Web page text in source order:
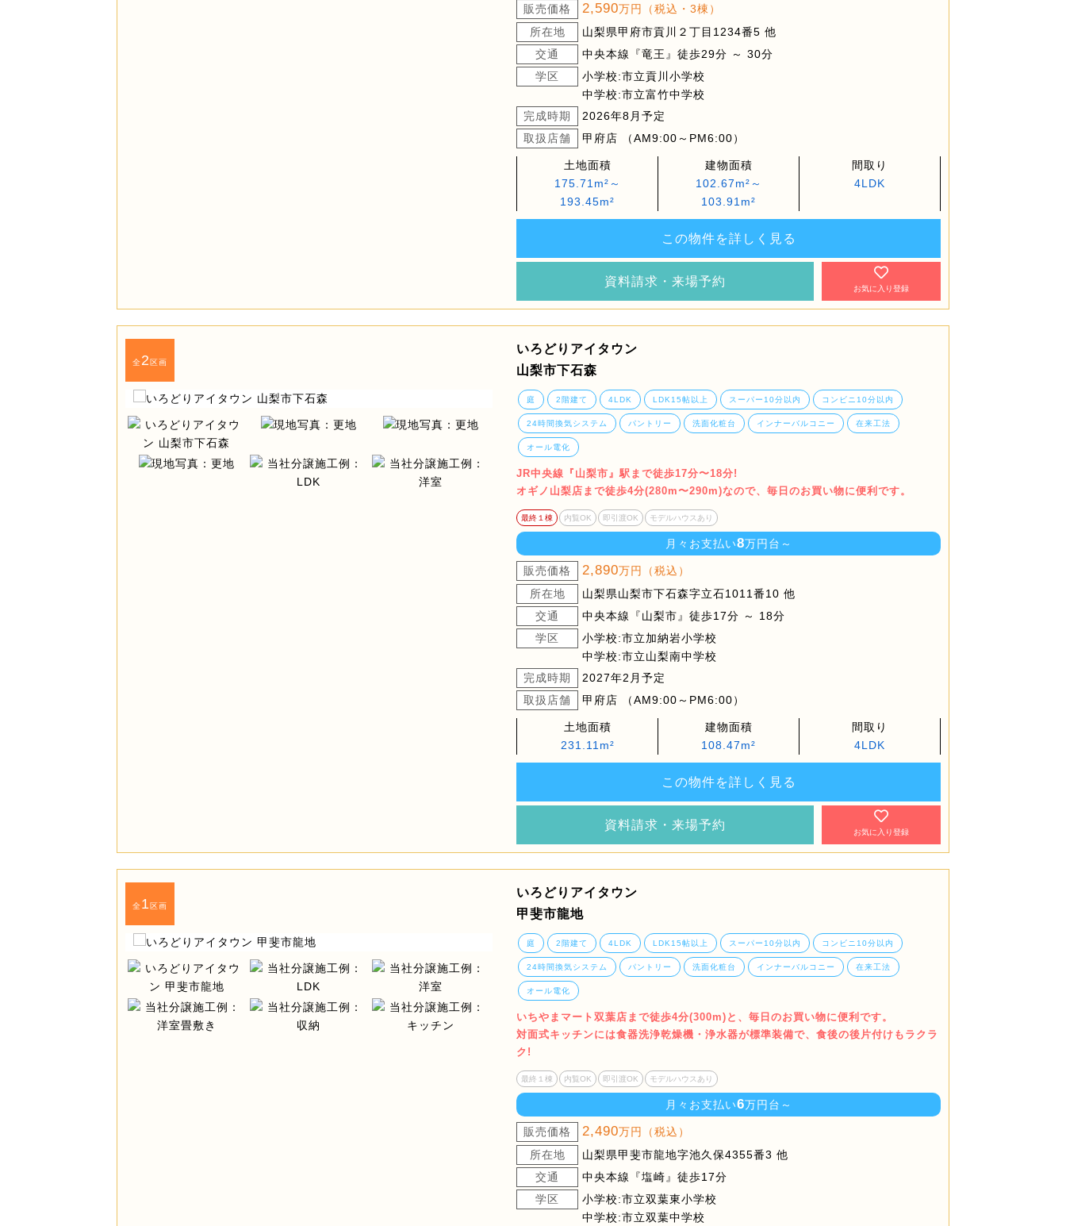
販売価格 2,590万円（税込・3棟）
所在地
山梨県甲府市貢川２丁目1234番5 他
交通
中央本線『竜王』徒歩29分 ～ 30分
学区
小学校:市立貢川小学校
中学校:市立富竹中学校
完成時期
2026年8月予定
取扱店舗
甲府店 （AM9:00～PM6:00）
土地面積
175.71m²～
193.45m²
建物面積
102.67m²～
103.91m²
間取り
4LDK
この物件を詳しく見る
資料請求・来場予約
お気に入り登録
全2 区画
いろどりアイタウン
山梨市下石森
庭 2階建て 4LDK LDK15帖以上 スーパー10分以内 コンビニ10分以内
24時間換気システム パントリー 洗面化粧台 インナーバルコニー 在来工法
オール電化
JR中央線『山梨市』駅まで徒歩17分〜18分!
オギノ山梨店まで徒歩4分(280m〜290m)なので、毎日のお買い物に便利です。
最終１棟 内覧OK 即引渡OK モデルハウスあり
月々お支払い8万円台～
販売価格 2,890万円（税込）
所在地
山梨県山梨市下石森字立石1011番10 他
交通
中央本線『山梨市』徒歩17分 ～ 18分
学区
小学校:市立加納岩小学校
中学校:市立山梨南中学校
完成時期
2027年2月予定
取扱店舗
甲府店 （AM9:00～PM6:00）
土地面積
231.11m²
建物面積
108.47m²
間取り
4LDK
この物件を詳しく見る
資料請求・来場予約
お気に入り登録
全1区画
いろどりアイタウン
甲斐市龍地
庭 2階建て 4LDK LDK15帖以上 スーパー10分以内 コンビニ10分以内
24時間換気システム パントリー 洗面化粧台 インナーバルコニー 在来工法
オール電化
いちやまマート双葉店まで徒歩4分(300m)と、毎日のお買い物に便利です。
対面式キッチンには食器洗浄乾燥機・浄水器が標準装備で、食後の後片付けもラクラ
ク!
最終１棟 内覧OK 即引渡OK モデルハウスあり
月々お支払い6万円台～
販売価格 2,490万円（税込）
所在地
山梨県甲斐市龍地字池久保4355番3 他
交通
中央本線『塩崎』徒歩17分
学区
小学校:市立双葉東小学校
中学校:市立双葉中学校